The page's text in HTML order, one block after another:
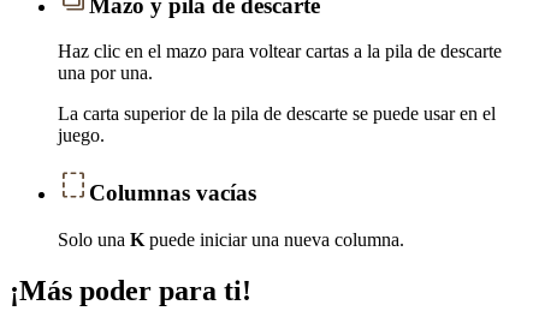
Haz clic en el mazo para voltear cartas a la pila de descarte
una por una.
La carta superior de la pila de descarte se puede usar en el
juego.
Columnas vacías
Solo una K puede iniciar una nueva columna.
¡Más poder para ti!